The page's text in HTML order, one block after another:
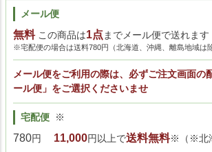
メール便
無料この商品は1点までメール便で送れます
※宅配便の場合は送料780円（北海道、沖縄、離島地域は
メール便をご利用の際は、必ずご注文画面の
ール便」をご選択くださいませ
宅配便
780円
※
11,000円以上で送料無料※（※北